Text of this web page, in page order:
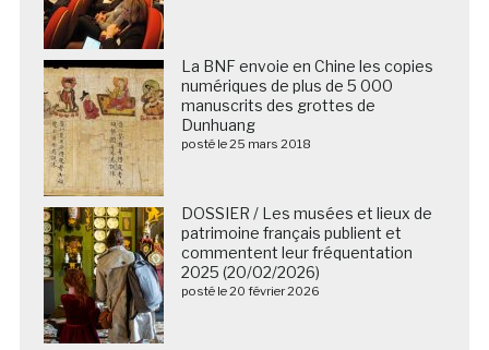
La BNF envoie en Chine les copies
numériques de plus de 5 000
manuscrits des grottes de
Dunhuang
posté le 25 mars 2018
DOSSIER / Les musées et lieux de
patrimoine français publient et
commentent leur fréquentation
2025 (20/02/2026)
posté le 20 février 2026